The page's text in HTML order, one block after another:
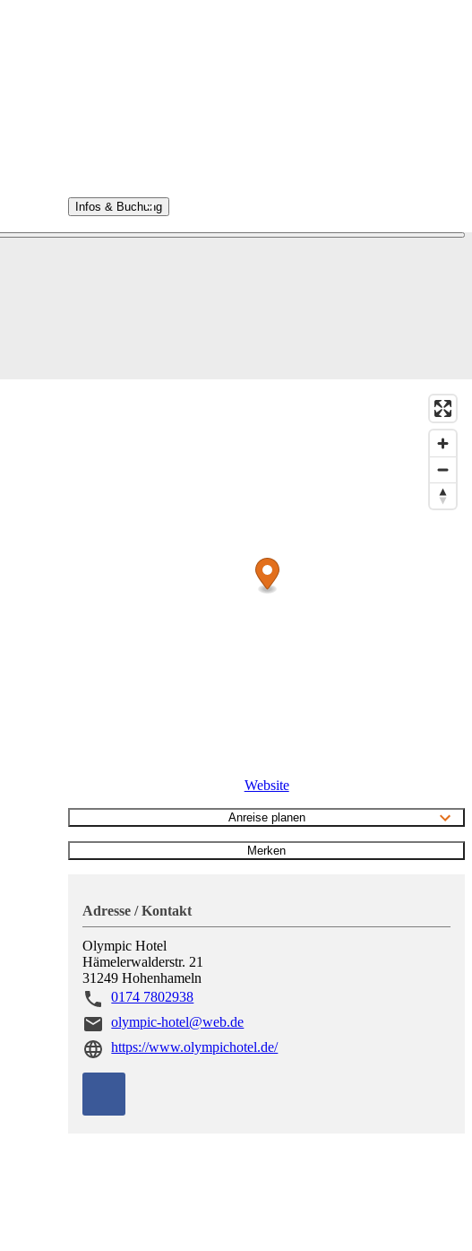
Infos & Buchung
Adresse / Kontakt
Olympic Hotel
Hämelerwalderstr. 21
31249 Hohenhameln
0174 7802938
olympic-hotel@web.de
https://www.olympichotel.de/
Website
Anreise planen
Merken